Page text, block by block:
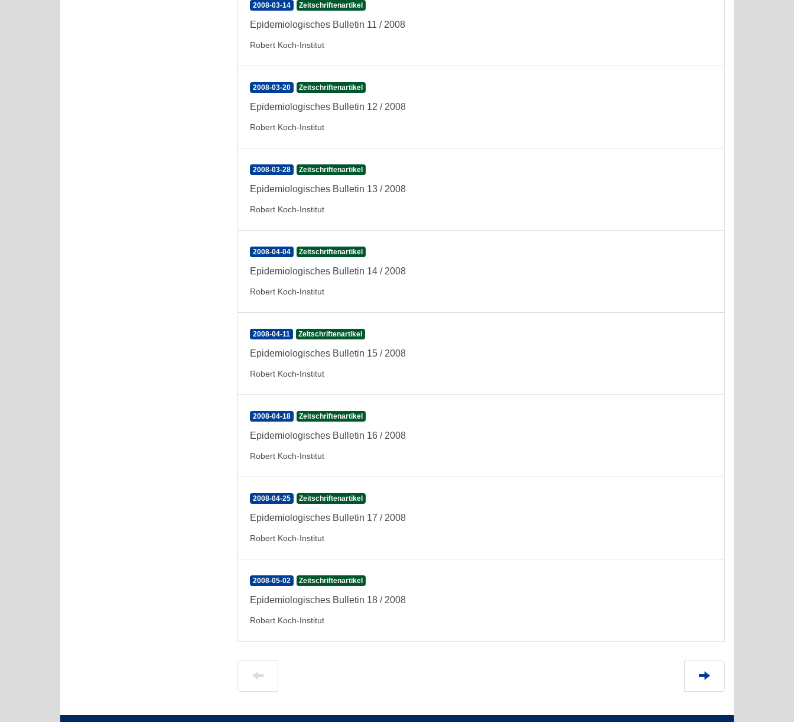
2008-03-14 Zeitschriftenartikel
Epidemiologisches Bulletin 11 / 2008
Robert Koch-Institut
2008-03-20 Zeitschriftenartikel
Epidemiologisches Bulletin 12 / 2008
Robert Koch-Institut
2008-03-28 Zeitschriftenartikel
Epidemiologisches Bulletin 13 / 2008
Robert Koch-Institut
2008-04-04 Zeitschriftenartikel
Epidemiologisches Bulletin 14 / 2008
Robert Koch-Institut
2008-04-11 Zeitschriftenartikel
Epidemiologisches Bulletin 15 / 2008
Robert Koch-Institut
2008-04-18 Zeitschriftenartikel
Epidemiologisches Bulletin 16 / 2008
Robert Koch-Institut
2008-04-25 Zeitschriftenartikel
Epidemiologisches Bulletin 17 / 2008
Robert Koch-Institut
2008-05-02 Zeitschriftenartikel
Epidemiologisches Bulletin 18 / 2008
Robert Koch-Institut